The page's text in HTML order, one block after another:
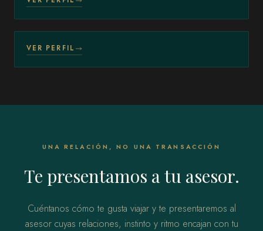
VER PERFIL
UNA RELACIÓN, NO UNA TRANSACCIÓN
Te presentamos a tu asesor.
Cuéntanos cómo te gusta viajar y te presentaremos al
asesor cuyas relaciones, instinto y ritmo encajan con tu